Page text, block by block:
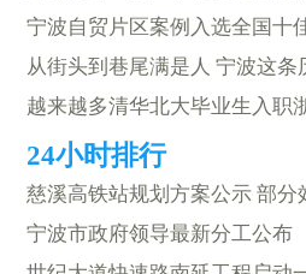
宁波自贸片区案例入选全国十
从街头到巷尾满是人 宁波这条
越来越多清华北大毕业生入职
慈溪高铁站规划方案公示 部分
宁波市政府领导最新分工公布